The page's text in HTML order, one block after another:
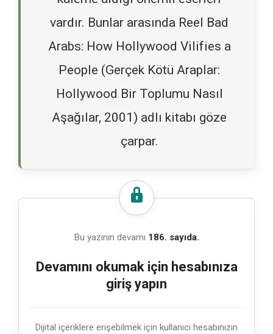
vardır. Bunlar arasında Reel Bad
Arabs: How Hollywood Vilifies a
People (Gerçek Kötü Araplar:
Hollywood Bir Toplumu Nasıl
Aşağılar, 2001) adlı kitabı göze
çarpar.
Bu yazının devamı 186. sayıda.
Devamını okumak için hesabınıza
giriş yapın
Dijital içeriklere erişebilmek için kullanıcı hesabınızın